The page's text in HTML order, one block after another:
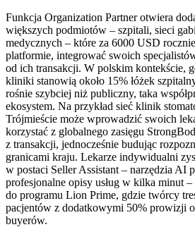
Funkcja Organization Partner otwiera
większych podmiotów – szpitali, sieci
medycznych – które za 6000 USD
platformie, integrować swoich
od ich transakcji. W polskim kontekście,
kliniki stanowią około 15% łóżek
rośnie szybciej niż publiczny, taka
ekosystem. Na przykład sieć klinik
Trójmieście może wprowadzić swoich
korzystać z globalnego zasięgu
z transakcji, jednocześnie budując
granicami kraju. Lekarze indywidualni
w postaci Seller Assistant – narzędzia AI
profesjonalne opisy usług w kilka minut
do programu Lion Prime, gdzie twórcy
pacjentów z dodatkowymi 50% prowizji
buyerów.